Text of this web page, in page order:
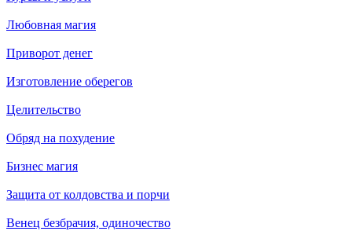
Любовная магия
Приворот денег
Изготовление оберегов
Целительство
Обряд на похудение
Бизнес магия
Защита от колдовства и порчи
Венец безбрачия, одиночество